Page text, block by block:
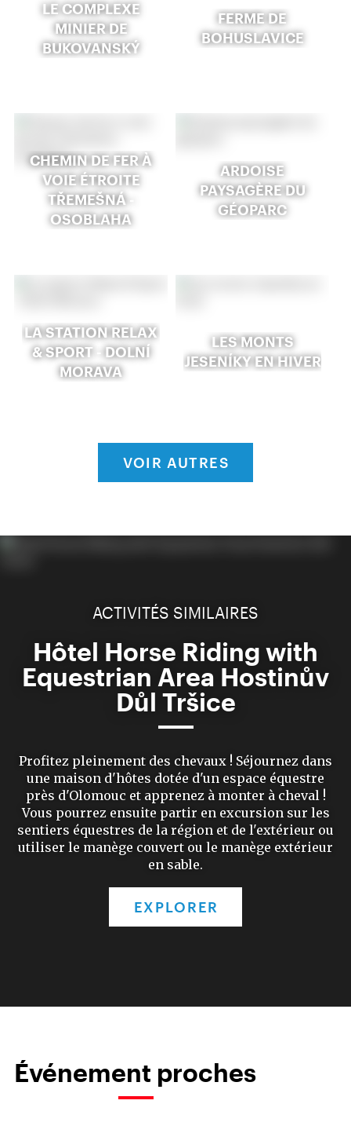
LE COMPLEXE
MINIER DE
BUKOVANSKÝ
FERME DE
BOHUSLAVICE
CHEMIN DE FER À
VOIE ÉTROITE
TŘEMEŠNÁ -
OSOBLAHA
ARDOISE
PAYSAGÈRE DU
GÉOPARC
LA STATION RELAX
& SPORT - DOLNÍ
MORAVA
LES MONTS
JESENÍKY EN HIVER
VOIR AUTRES
ACTIVITÉS SIMILAIRES
Hôtel Horse Riding with
Equestrian Area Hostinův
Důl Tršice
Profitez pleinement des chevaux ! Séjournez dans
une maison d'hôtes dotée d'un espace équestre
près d'Olomouc et apprenez à monter à cheval !
Vous pourrez ensuite partir en excursion sur les
sentiers équestres de la région et de l'extérieur ou
utiliser le manège couvert ou le manège extérieur
en sable.
EXPLORER
Événement proches